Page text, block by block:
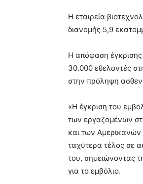
Η εταιρεία
διανομής 5,9
Η απόφαση έγκρισης
30.000 εθελοντές
στην πρόληψη
«Η έγκριση του
των εργαζομένων
και των Αμερικανών
ταχύτερα τέλος σε
του, σημειώνοντας
για το εμβόλιο.